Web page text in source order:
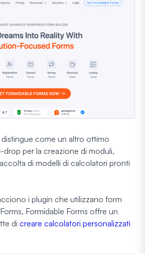
distingue come un altro ottimo
per la creazione di moduli,
di modelli di calcolatori pronti
i plugin che utilizzano form
Formidable Forms offre un
di creare calcolatori personalizzati